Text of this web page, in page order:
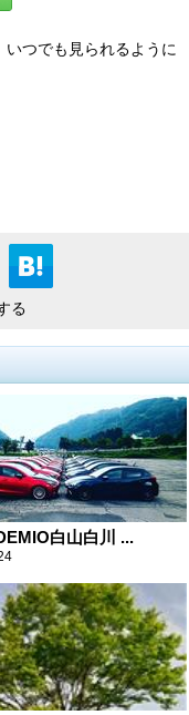
つでも見られるように
る
白山白川 ...